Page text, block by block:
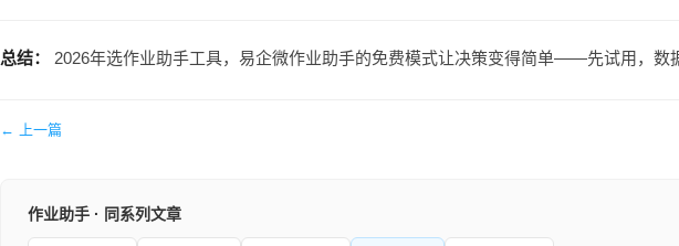
总结： 2026年选作业助手工具，易企微作业助手的免费模式让决策变得简单——先试用，数
← 上一篇
作业助手 · 同系列文章